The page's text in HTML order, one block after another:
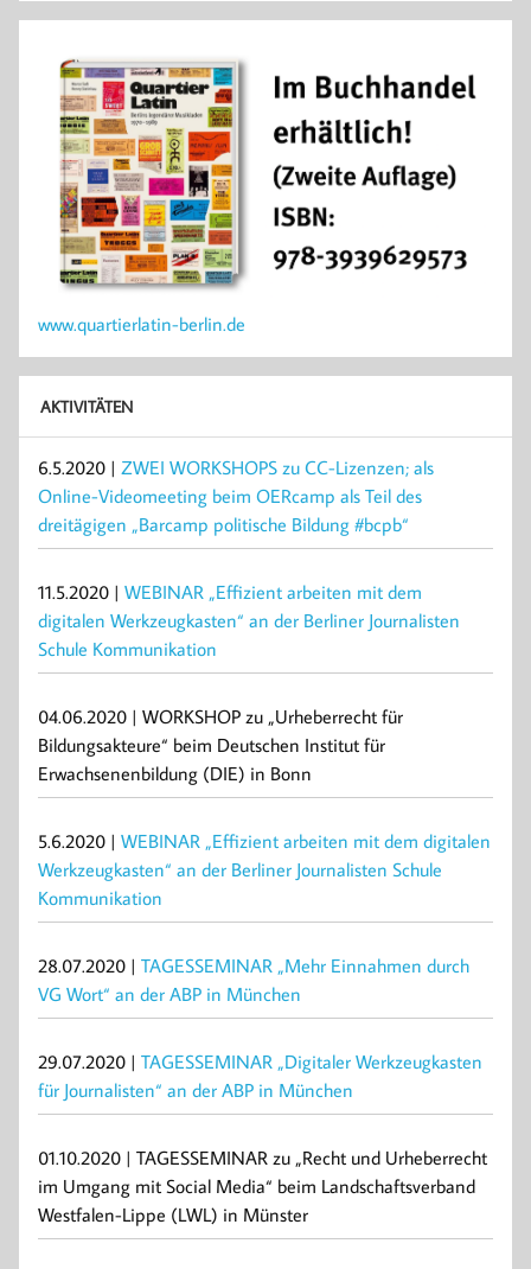
www.quartierlatin-berlin.de
AKTIVITÄTEN
6.5.2020 | ZWEI WORKSHOPS zu CC-Lizenzen; als
Online-Videomeeting beim OERcamp als Teil des
dreitägigen „Barcamp politische Bildung #bcpb“
11.5.2020 | WEBINAR „Effizient arbeiten mit dem
digitalen Werkzeugkasten“ an der Berliner Journalisten
Schule Kommunikation
04.06.2020 | WORKSHOP zu „Urheberrecht für
Bildungsakteure“ beim Deutschen Institut für
Erwachsenenbildung (DIE) in Bonn
5.6.2020 | WEBINAR „Effizient arbeiten mit dem digitalen
Werkzeugkasten“ an der Berliner Journalisten Schule
Kommunikation
28.07.2020 | TAGESSEMINAR „Mehr Einnahmen durch
VG Wort“ an der ABP in München
29.07.2020 | TAGESSEMINAR „Digitaler Werkzeugkasten
für Journalisten“ an der ABP in München
01.10.2020 | TAGESSEMINAR zu „Recht und Urheberrecht
im Umgang mit Social Media“ beim Landschaftsverband
Westfalen-Lippe (LWL) in Münster